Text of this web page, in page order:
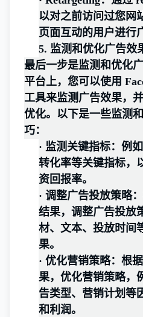
以对之前访问过您网
页面互动的用户进行
5. 监测和优化广告效
最后一步是监测和优化
平台上，您可以使用
工具来监测广告效果，
优化。以下是一些监测
巧：
· 监测关键指标：例
转化率等关键指标，
资回报率。
· 调整广告投放策略
结果，调整广告投放
材、文本、投放时间
果。
· 优化营销策略：根
果，优化营销策略，
告类型、营销计划等
和利润。